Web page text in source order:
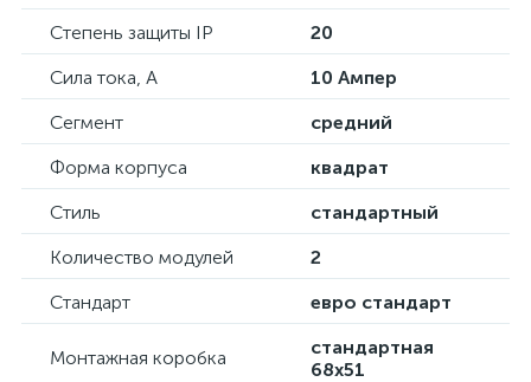
Степень защиты IP
20
Сила тока, А
10 Ампер
Сегмент
средний
Форма корпуса
квадрат
Стиль
стандартный
Количество модулей
2
Стандарт
евро стандарт
Монтажная коробка
стандартная
68х51